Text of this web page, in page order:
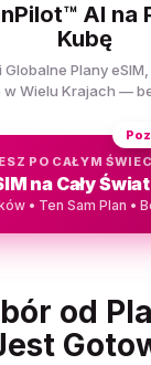
AI na
Kubę
Plany
w Wielu Krajach —
PO CAŁYM
na Cały Świat
• Ten Sam Plan •
od